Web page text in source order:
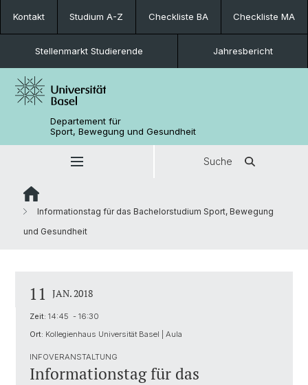
Kontakt Studium A-Z Checkliste BA Checkliste MA
Stellenmarkt Studierende Jahresbericht
Departement für
Sport, Bewegung und Gesundheit
Suche
Informationstag für das Bachelorstudium Sport, Bewegung
und Gesundheit
11 JAN. 2018
Zeit: 14:45 - 16:30
Ort: Kollegienhaus Universität Basel | Aula
INFOVERANSTALTUNG
Informationstag für das